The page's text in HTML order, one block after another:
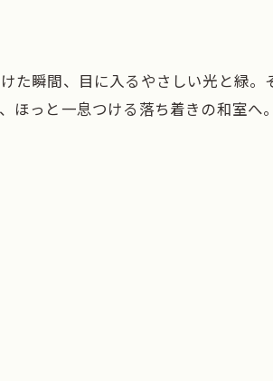
た瞬間、目に入るやさしい光と緑。
ほっと一息つける落ち着きの和室へ